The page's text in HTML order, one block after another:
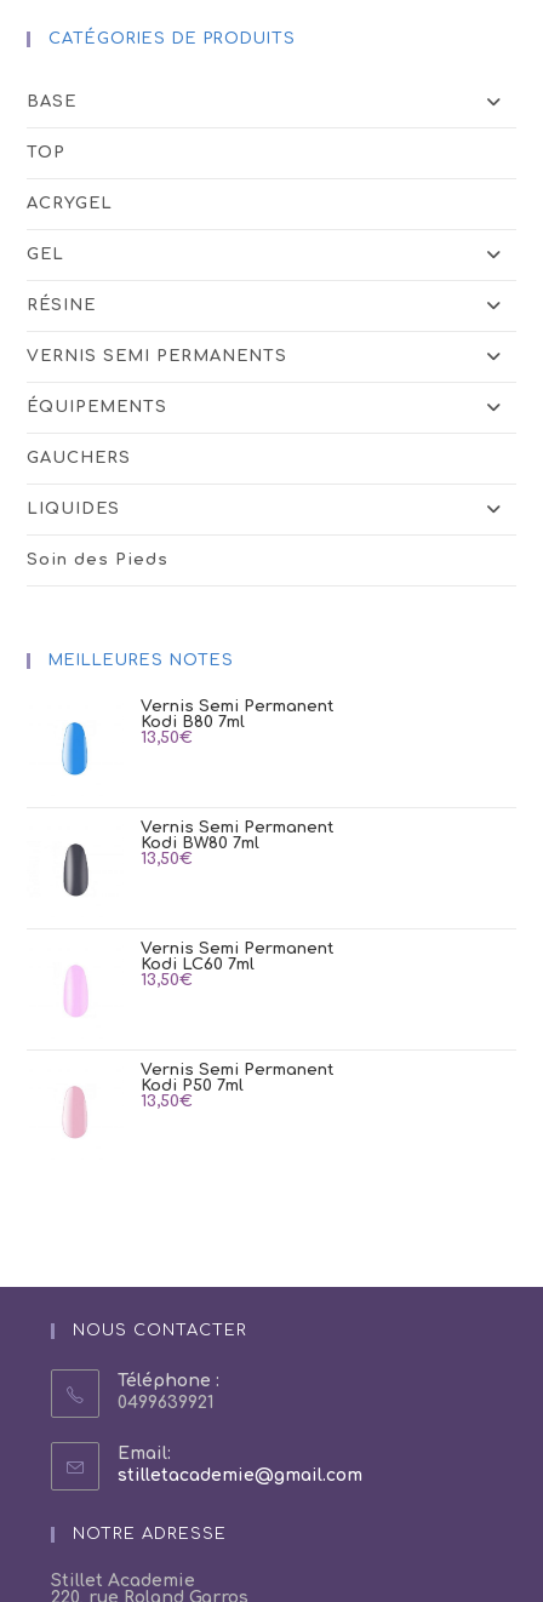
CATÉGORIES DE PRODUITS
BASE
TOP
ACRYGEL
GEL
RÉSINE
VERNIS SEMI PERMANENTS
ÉQUIPEMENTS
GAUCHERS
LIQUIDES
Soin des Pieds
MEILLEURES NOTES
Vernis Semi Permanent
Kodi B80 7ml
13,50€
Vernis Semi Permanent
Kodi BW80 7ml
13,50€
Vernis Semi Permanent
Kodi LC60 7ml
13,50€
Vernis Semi Permanent
Kodi P50 7ml
13,50€
NOUS CONTACTER
Téléphone :
0499639921
Email:
stilletacademie@gmail.comS’ouvre
NOTRE ADRESSE
Stillet Academie
220, rue Roland Garros